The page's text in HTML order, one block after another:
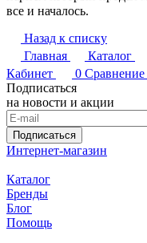
все и началось.
Назад к списку
Главная
Каталог
Кабинет
0 Сравнение
Подписаться
на новости и акции
Подписаться
Интернет-магазин
Каталог
Бренды
Блог
Помощь